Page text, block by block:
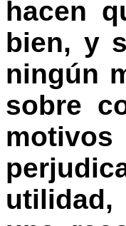
hacen
bien, y
ningún
sobre